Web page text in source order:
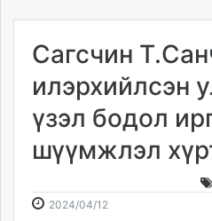
Бизнес ААН
Төрийн
dorgio.mn
Gogo.mn
caak.mn
news.mn
zindaa.mn
Сагсчин
илэрхийлсэн
үзэл бодол
шүүмжлэл
2024/04/12